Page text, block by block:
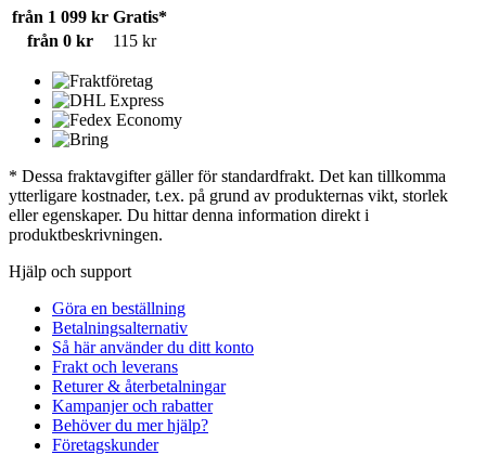
från 1 099 kr Gratis*
från 0 kr
115 kr
* Dessa fraktavgifter gäller för standardfrakt. Det kan tillkomma
ytterligare kostnader, t.ex. på grund av produkternas vikt, storlek
eller egenskaper. Du hittar denna information direkt i
produktbeskrivningen.
Hjälp och support
Göra en beställning
Betalningsalternativ
Så här använder du ditt konto
Frakt och leverans
Returer & återbetalningar
Kampanjer och rabatter
Behöver du mer hjälp?
Företagskunder